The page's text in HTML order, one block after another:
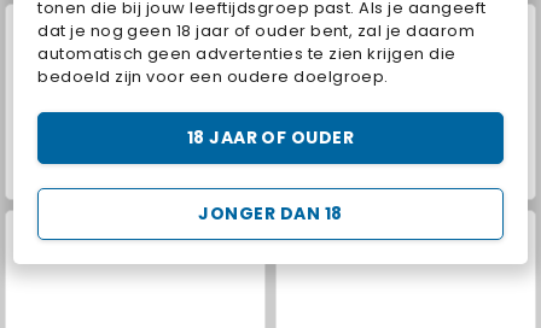
tonen die bij jouw leeftijdsgroep past. Als je aangeeft
dat je nog geen 18 jaar of ouder bent, zal je daarom
automatisch geen advertenties te zien krijgen die
bedoeld zijn voor een oudere doelgroep.
JONGER DAN 18
18 JAAR OF OUDER